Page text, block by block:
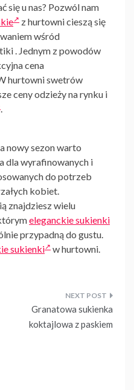
się u nas? Pozwól nam
z hurtowni cieszą się
wśród
. Jednym z powodów
cena
hurtowni swetrów
ceny odzieży na rynku i
.
nowy sezon warto
dla wyrafinowanych i
do potrzeb
kobiet.
znajdziesz wielu
eleganckie sukienki
przypadną do gustu.
sukienki w hurtowni.
Granatowa sukienka
koktajlowa z paskiem